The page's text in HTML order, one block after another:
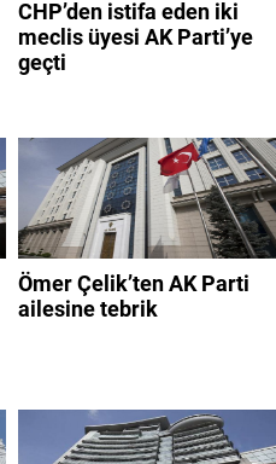
CHP’den istifa eden iki
meclis üyesi AK Parti’ye
geçti
Ömer Çelik’ten AK Parti
ailesine tebrik